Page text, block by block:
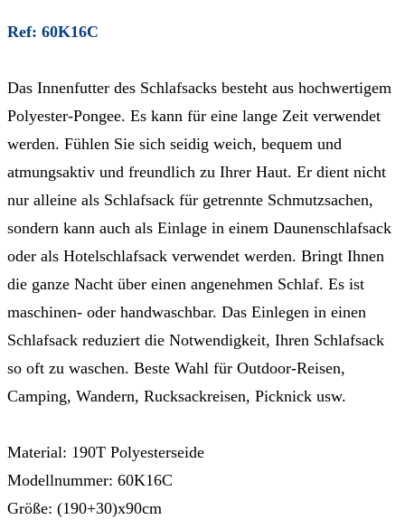
Ref: 60K16C
Das Innenfutter des Schlafsacks besteht aus hochwertigem
Polyester-Pongee. Es kann für eine lange Zeit verwendet
werden. Fühlen Sie sich seidig weich, bequem und
atmungsaktiv und freundlich zu Ihrer Haut. Er dient nicht
nur alleine als Schlafsack für getrennte Schmutzsachen,
sondern kann auch als Einlage in einem Daunenschlafsack
oder als Hotelschlafsack verwendet werden. Bringt Ihnen
die ganze Nacht über einen angenehmen Schlaf. Es ist
maschinen- oder handwaschbar. Das Einlegen in einen
Schlafsack reduziert die Notwendigkeit, Ihren Schlafsack
so oft zu waschen. Beste Wahl für Outdoor-Reisen,
Camping, Wandern, Rucksackreisen, Picknick usw.
Material: 190T Polyesterseide
Modellnummer: 60K16C
Größe: (190+30)x90cm